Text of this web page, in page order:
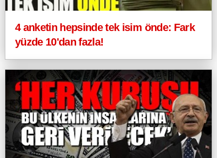
4 anketin hepsinde tek isim önde: Fark
yüzde 10'dan fazla!